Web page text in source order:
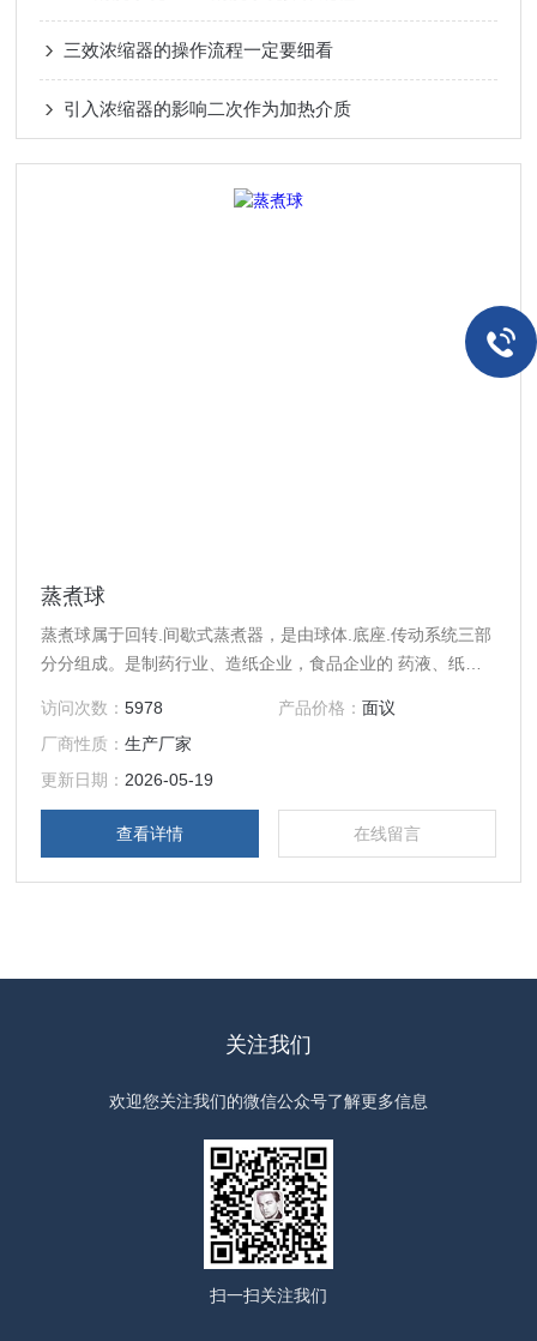
三效浓缩器的操作流程一定要细看
引入浓缩器的影响二次作为加热介质
蒸煮球
蒸煮球属于回转.间歇式蒸煮器，是由球体.底座.传动系统三部
分分组成。是制药行业、造纸企业，食品企业的 药液、纸
式制动器.工作平稳可靠.PLC控制。设备其有结构简单，操作
方便的特点。符合食品卫 生及制药卫生要求。
访问次数：5978 产品价格： 面议
厂商性质：生产厂家
更新日期： 2026-05-19
查看详情 在线留言
关注我们
欢迎您关注我们的微信公众号了解更多信息
扫一扫关注我们